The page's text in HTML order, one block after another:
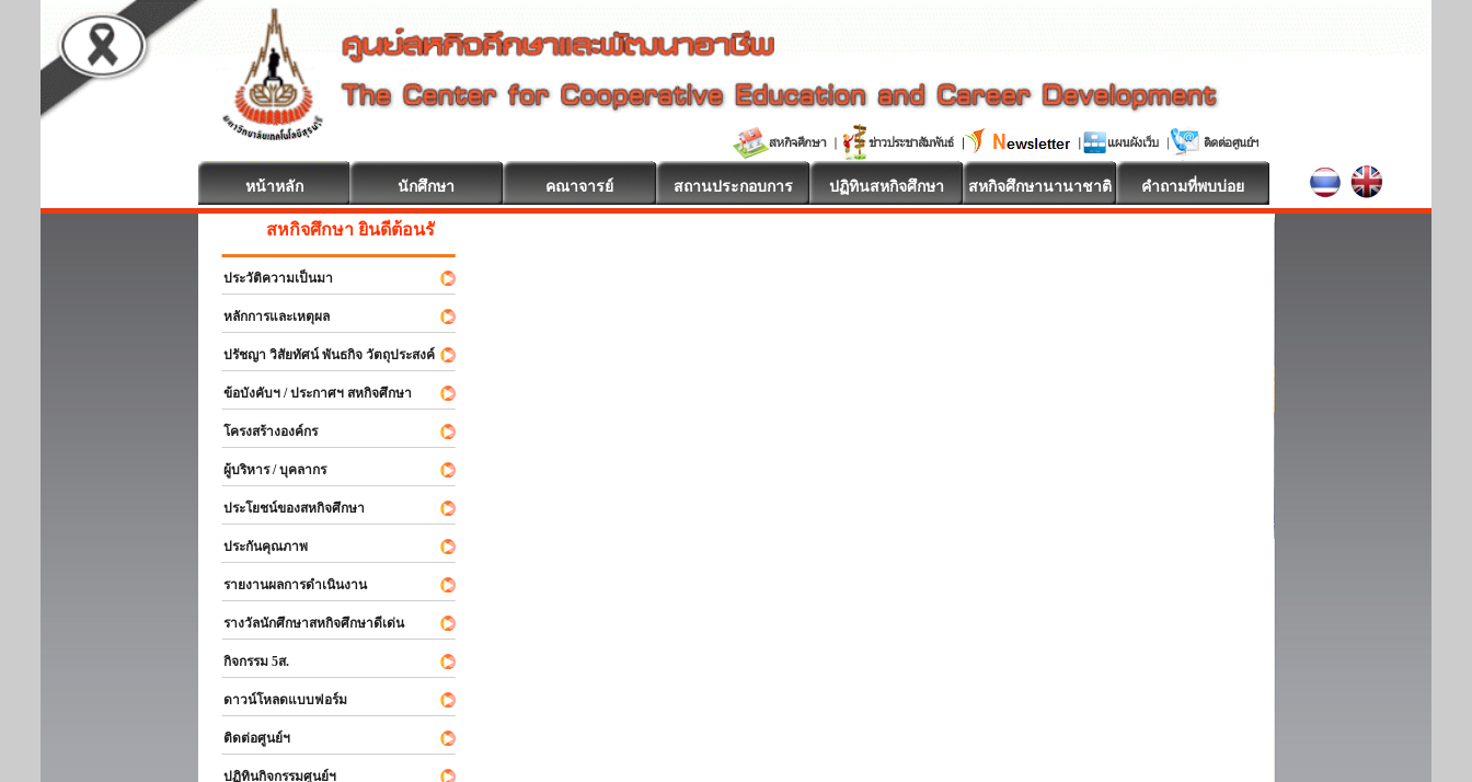
หน้าหลัก นักศึกษา คณาจารย์ สถานประกอบการ ปฏิทินสหกิจศึกษา สหกิจศึกษานานาชาติ คำถามที่พบบ่อย
สหกิจศึกษา ยินดีต้อนรับ
ประวัติความเป็นมา
หลักการและเหตุผล
ปรัชญา วิสัยทัศน์ พันธกิจ วัตถุประสงค์
ข้อบังคับฯ / ประกาศฯ สหกิจศึกษา
โครงสร้างองค์กร
ผู้บริหาร / บุคลากร
ประโยชน์ของสหกิจศึกษา
ประกันคุณภาพ
รายงานผลการดำเนินงาน
รางวัลนักศึกษาสหกิจศึกษาดีเด่น
กิจกรรม 5ส.
ดาวน์โหลดแบบฟอร์ม
ติดต่อศูนย์ฯ
ปฏิทินกิจกรรมศูนย์ฯ